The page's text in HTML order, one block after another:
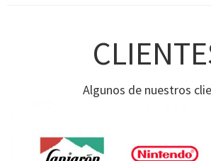
Algunos de nuestros